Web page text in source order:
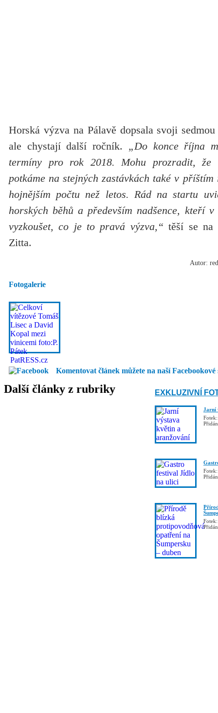
Horská výzva na Pálavě dopsala svoji
ale chystají další ročník. „Do konce října
termíny pro rok 2018. Mohu prozradit, že
potkáme na stejných zastávkách také v
hojnějším počtu než letos. Rád na startu
horských běhů a především nadšence, kteří
vyzkoušet, co je to pravá výzva,“ těší se na
Zitta.
Autor:
Fotogalerie
Komentovat článek můžete na naší Facebookové
Další články z rubriky EXKLUZIVNÍ
Jarní